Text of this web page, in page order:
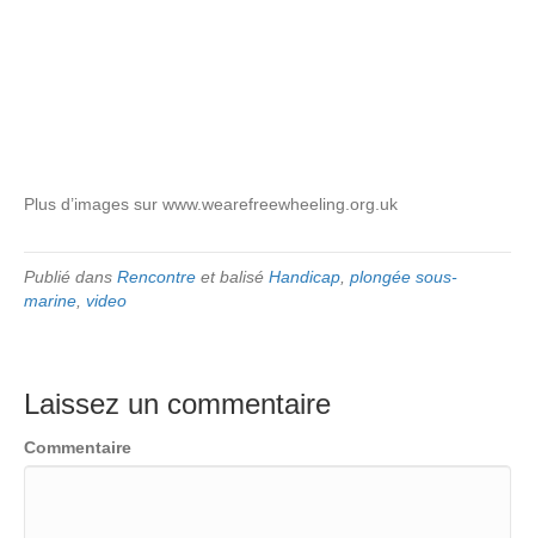
Plus d’images sur www.wearefreewheeling.org.uk
Publié dans Rencontre et balisé Handicap plongée sous-
marine video
Laissez un commentaire
Commentaire